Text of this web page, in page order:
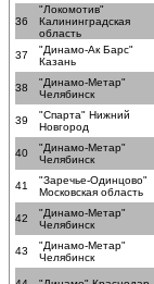
36
"Локомотив"
Калининградская
область
37
"Динамо-Ак Барс"
Казань
38
"Динамо-Метар"
Челябинск
39
"Спарта" Нижний
Новгород
40
"Динамо-Метар"
Челябинск
41
"Заречье-Одинцово"
Московская область
42
"Динамо-Метар"
Челябинск
43
"Динамо-Метар"
Челябинск